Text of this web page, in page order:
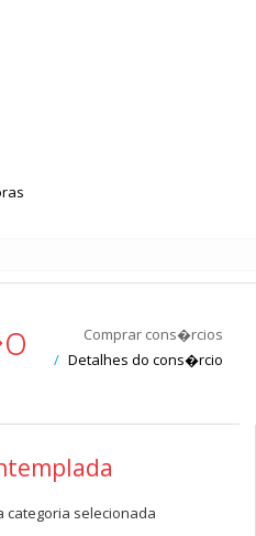
Comprar cons�rcios
Detalhes do cons�rcio
selecionada